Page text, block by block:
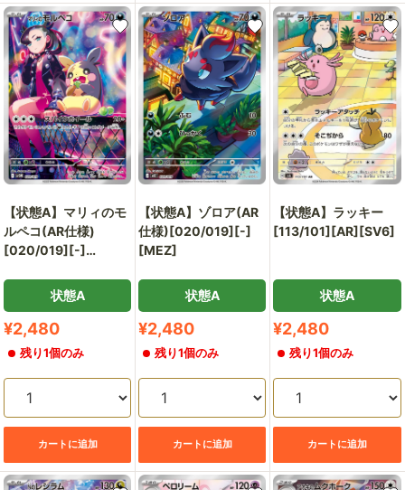
【状態A】マリィのモ
ルペコ(AR仕様)
[020/019][-]
状態A
販
価
格
¥2,480
残り1個のみ
カートに追加
【状態A】ゾロア(AR
仕様)[020/019][-]
[MEZ]
状態A
販
価
格
¥2,480
残り1個のみ
カートに追加
【状態A】ラッキー
[113/101][AR][SV6]
状態A
販
価
格
¥2,480
残り1個のみ
カートに追加